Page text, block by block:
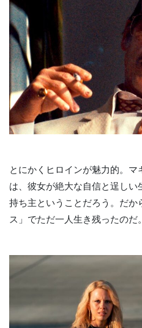
とにかくヒロインが魅力的。
は、彼女が絶大な自信と逞し
持ち主ということだろう。だか
ス」でただ一人生き残ったのだ。